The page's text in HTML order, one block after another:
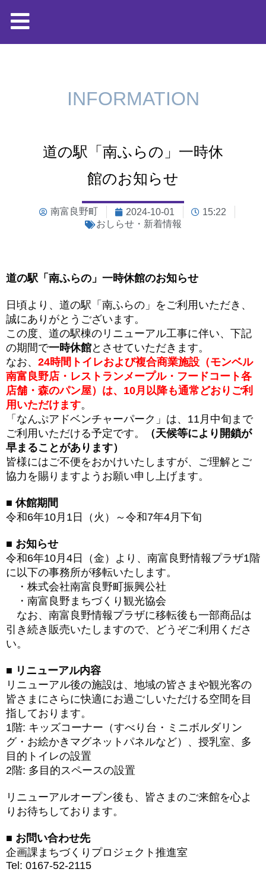
INFORMATION
道の駅「南ふらの」一時休
館のお知らせ
南富良野町 2024-10-01
15:22
おしらせ・新着情報
道の駅「南ふらの」一時休館のお知らせ
日頃より、道の駅「南ふらの」をご利用いただき、
誠にありがとうございます。
この度、道の駅棟のリニューアル工事に伴い、下記
の期間で一時休館とさせていただきます。
なお、 24時間トイレおよび複合商業施設（モンベル
南富良野店・レストランメープル・フードコート各
店舗・森のパン屋）は、10月以降も通常どおりご利
用いただけます。
「なんぷアドベンチャーパーク」は、11月中旬まで
ご利用いただける予定です。
（天候等により開鎖が
早まることがあります）
皆様にはご不便をおかけいたしますが、ご理解とご
協力を賜りますようお願い申し上げます。
■ 休館期間
令和6年10月1日（火）～令和7年4月下旬
■ お知らせ
令和6年10月4日（金）より、南富良野情報プラザ1階
に以下の事務所が移転いたします。
・株式会社南富良野町振興公社
・南富良野まちづくり観光協会
なお、南富良野情報プラザに移転後も一部商品は
引き続き販売いたしますので、どうぞご利用くださ
い。
■ リニューアル内容
リニューアル後の施設は、地域の皆さまや観光客の
皆さまにさらに快適にお過ごしいただける空間を目
指しております。
1階: キッズコーナー（すべり台・ミニボルダリン
グ・お絵かきマグネットパネルなど）、授乳室、多
目的トイレの設置
2階: 多目的スペースの設置
リニューアルオープン後も、皆さまのご来館を心よ
りお待ちしております。
■ お問い合わせ先
企画課まちづくりプロジェクト推進室
Tel: 0167-52-2115